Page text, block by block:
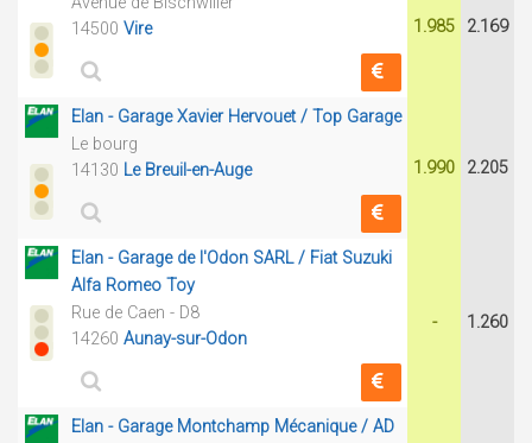
14500 Vire 1.985 2.169
Elan - Garage Xavier Hervouet / Top Garage
Le bourg
14130 Le Breuil-en-Auge 1.990 2.205
Elan - Garage de l'Odon SARL / Fiat Suzuki
Alfa Romeo Toy
Rue de Caen - D8
14260 Aunay-sur-Odon
- 1.260
Elan - Garage Montchamp Mécanique / AD